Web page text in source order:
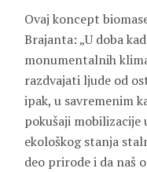
Ovaj koncept
Brajanta: „U doba
monumentalnih
razdvajati ljude od
ipak, u savremenim
pokušaji mobilizacije
ekološkog stanja
deo prirode i da naš